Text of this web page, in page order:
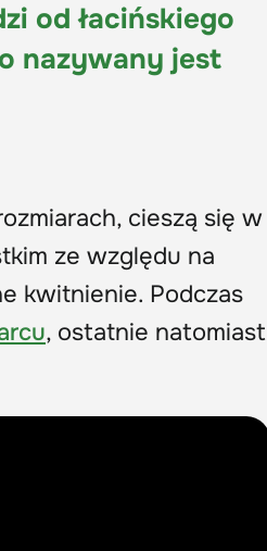
od łacińskiego
nazywany jest
cieszą się w
ze względu na
kwitnienie. Podczas
, ostatnie natomiast